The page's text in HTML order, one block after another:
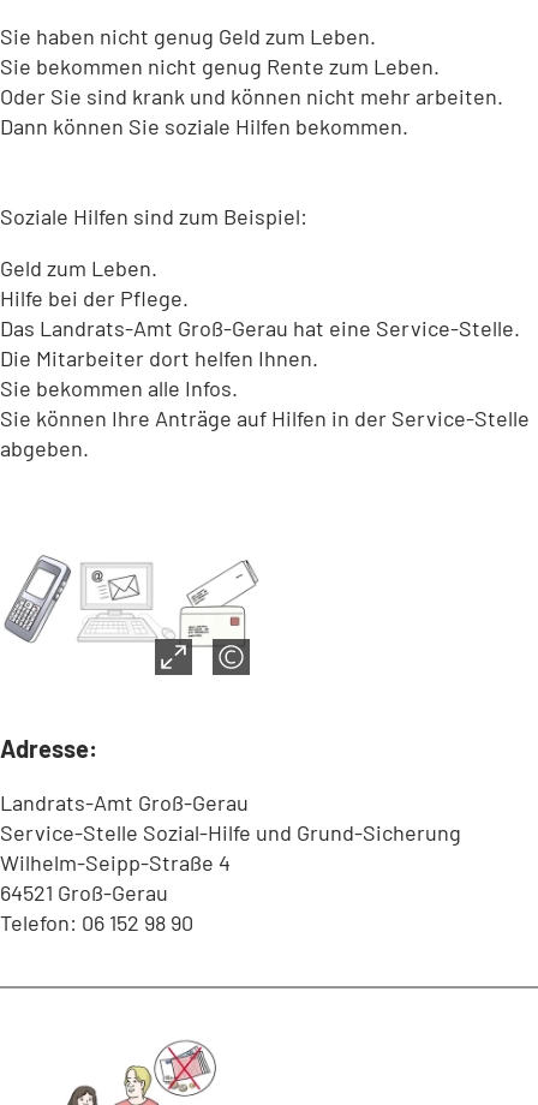
Sie haben nicht genug Geld zum Leben.
Sie bekommen nicht genug Rente zum Leben.
Oder Sie sind krank und können nicht mehr arbeiten.
Dann können Sie soziale Hilfen bekommen.
Soziale Hilfen sind zum Beispiel:
Geld zum Leben.
Hilfe bei der Pflege.
Das Landrats-Amt Groß-Gerau hat eine Service-Stelle.
Die Mitarbeiter dort helfen Ihnen.
Sie bekommen alle Infos.
Sie können Ihre Anträge auf Hilfen in der Service-Stelle
abgeben.
Adresse:
Landrats-Amt Groß-Gerau
Service-Stelle Sozial-Hilfe und Grund-Sicherung
Wilhelm-Seipp-Straße 4
64521 Groß-Gerau
Telefon: 06 152 98 90